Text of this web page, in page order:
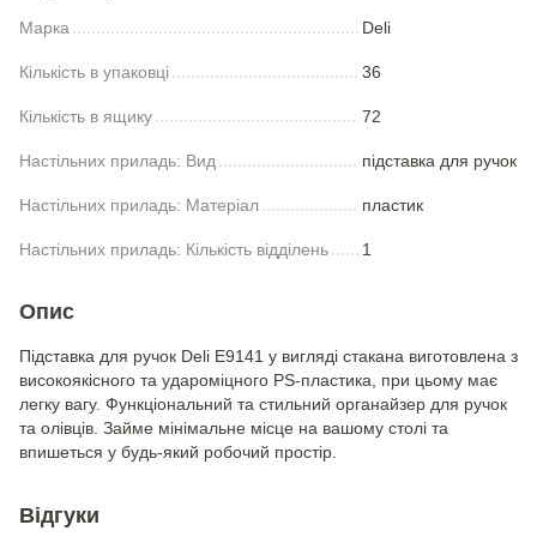
Марка Deli
Кількість в упаковці 36
Кількість в ящику 72
Настільних приладь: Вид підставка для ручок
Настільних приладь: Матеріал пластик
Настільних приладь: Кількість відділень 1
Опис
Підставка для ручок Deli Е9141 у вигляді стакана виготовлена з
високоякісного та удароміцного PS-пластика, при цьому має
легку вагу. Функціональний та стильний органайзер для ручок
та олівців. Займе мінімальне місце на вашому столі та
впишеться у будь-який робочий простір.
Відгуки